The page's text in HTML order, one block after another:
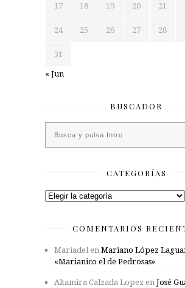
17 18 19 20 21
24 25 26 27 28
31
« Jun
BUSCADOR
CATEGORÍAS
Categorías
COMENTARIOS
Mariadel en Mariano López
«Marianico el de Pedrosas»
Altamira Calzada Lopez en José